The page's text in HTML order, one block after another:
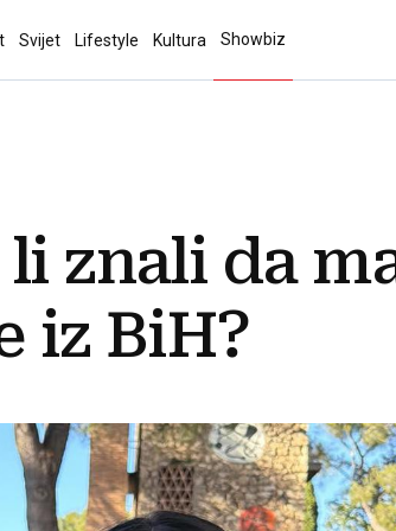
Svijet Lifestyle Kultura Showbiz
li znali da
iz BiH?